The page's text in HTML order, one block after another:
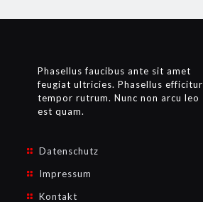
Phasellus faucibus ante sit amet
feugiat ultricies. Phasellus efficitur
tempor rutrum. Nunc non arcu leo
est quam.
Datenschutz
Impressum
Kontakt